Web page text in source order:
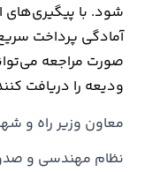
ارتباطات
خودرو
نوتیف
شود. با پیگیری‌های
آمادگی پرداخت
صورت مراجعه
ودیعه را دریافت
معاون وزیر راه و
نظام مهندسی و